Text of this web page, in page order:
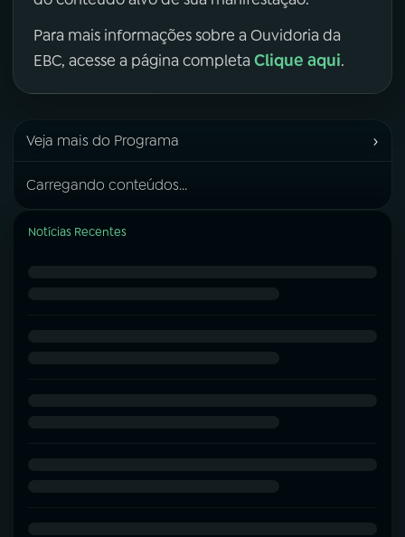
Para mais informações sobre a Ouvidoria da
EBC, acesse a página completa Clique aqui.
Veja mais do Programa ›
Carregando conteúdos...
Notícias Recentes